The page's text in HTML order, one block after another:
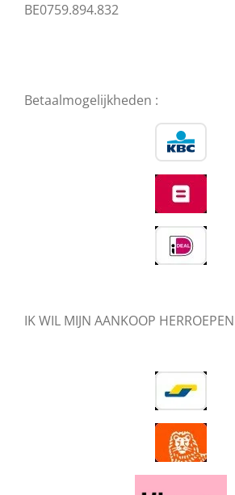
BE0759.894.832
Betaalmogelijkheden :
IK WIL MIJN AANKOOP HERROEPEN